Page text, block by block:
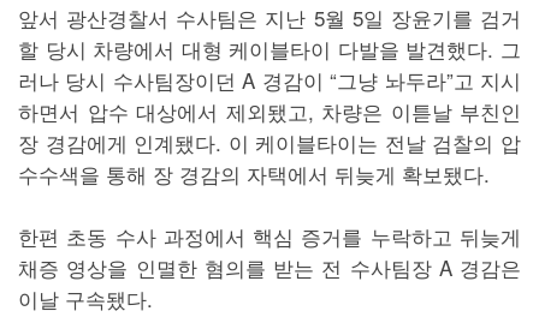
앞서 광산경찰서 수사팀은 지난 5월 5일 장윤기를 검거
할 당시 차량에서 대형 케이블타이 다발을 발견했다. 그
러나 당시 수사팀장이던 A 경감이 “그냥 놔두라”고 지시
하면서 압수 대상에서 제외됐고, 차량은 이튿날 부친인
장 경감에게 인계됐다. 이 케이블타이는 전날 검찰의 압
수수색을 통해 장 경감의 자택에서 뒤늦게 확보됐다.
한편 초동 수사 과정에서 핵심 증거를 누락하고 뒤늦게
채증 영상을 인멸한 혐의를 받는 전 수사팀장 A 경감은
이날 구속됐다.